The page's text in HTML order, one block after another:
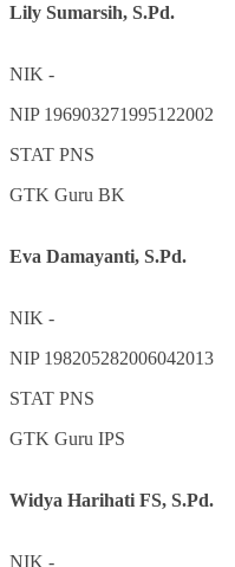
Lily Sumarsih, S.Pd.
NIK -
NIP 196903271995122002
STAT PNS
GTK Guru BK
Eva Damayanti, S.Pd.
NIK -
NIP 198205282006042013
STAT PNS
GTK Guru IPS
Widya Harihati FS, S.Pd.
NIK -